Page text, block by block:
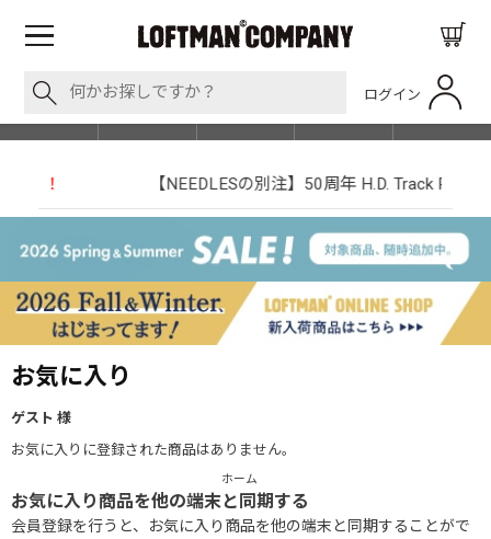
ログイン
SHOP LIST
【NEEDLESの別注】50周年 H.D. Track Pant
お気に入り
ゲスト 様
お気に入りに登録された商品はありません。
ホーム
お気に入り商品を他の端末と同期する
会員登録を行うと、お気に入り商品を他の端末と同期することがで